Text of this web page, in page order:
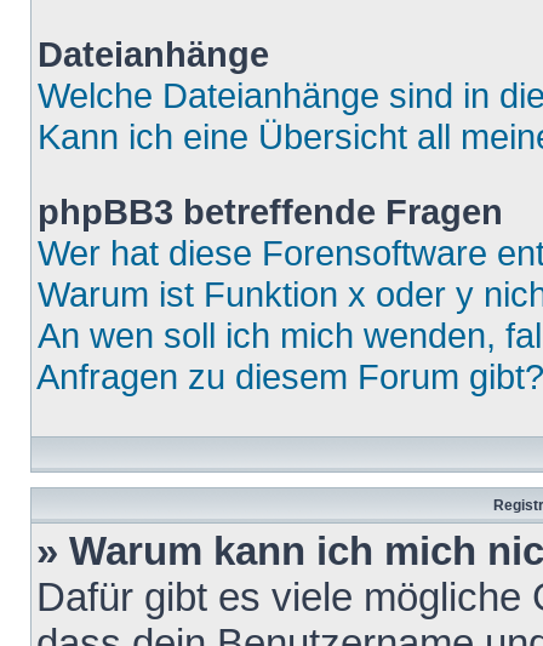
Dateianhänge
Welche Dateianhänge sind in
Kann ich eine Übersicht all
phpBB3 betreffende Fragen
Wer hat diese Forensoftware
Warum ist Funktion x oder y
An wen soll ich mich wenden,
Anfragen zu diesem Forum gibt?
» Warum kann ich mich
Dafür gibt es viele